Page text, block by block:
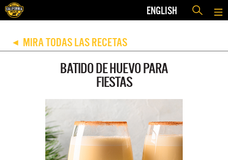
ENGLISH
◀ MIRA TODAS LAS RECETAS
BATIDO DE HUEVO PARA
FIESTAS